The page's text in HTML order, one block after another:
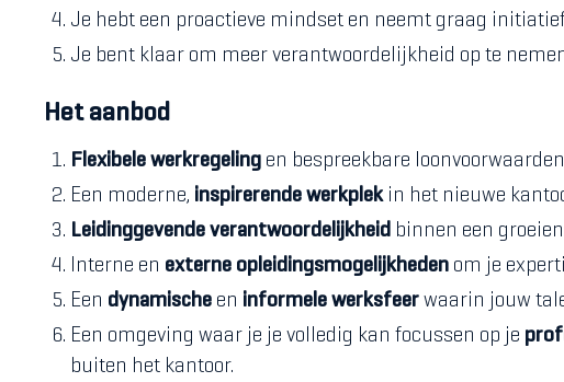
Je hebt een proactieve mindset en neemt graag
Je bent klaar om meer verantwoordelijkheid op te
Het aanbod
Flexibele werkregeling en bespreekbare
Een moderne, inspirerende werkplek in het nieuwe
Leidinggevende verantwoordelijkheid binnen een
Interne en externe opleidingsmogelijkheden om je
Een dynamische en informele werksfeer waarin jouw
Een omgeving waar je je volledig kan focussen op je
buiten het kantoor.